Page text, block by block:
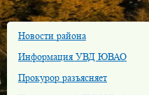
Новости района
Информация УВД ЮВАО
Прокурор разъясняет